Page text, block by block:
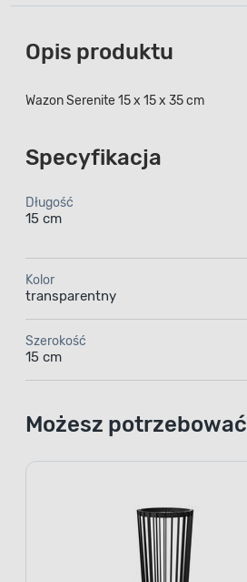
Opis produktu
Wazon Serenite 15 x 15 x 35 cm
Specyfikacja
Długość
15 cm
Kolor
transparentny
Szerokość
15 cm
Możesz potrzebować